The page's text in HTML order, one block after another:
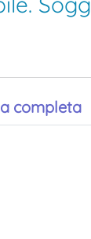
completa